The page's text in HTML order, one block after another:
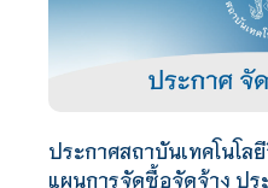
ประกาศสถาบันเทคโนโล
แผนการจัดซื้อจัดจ้าง ป